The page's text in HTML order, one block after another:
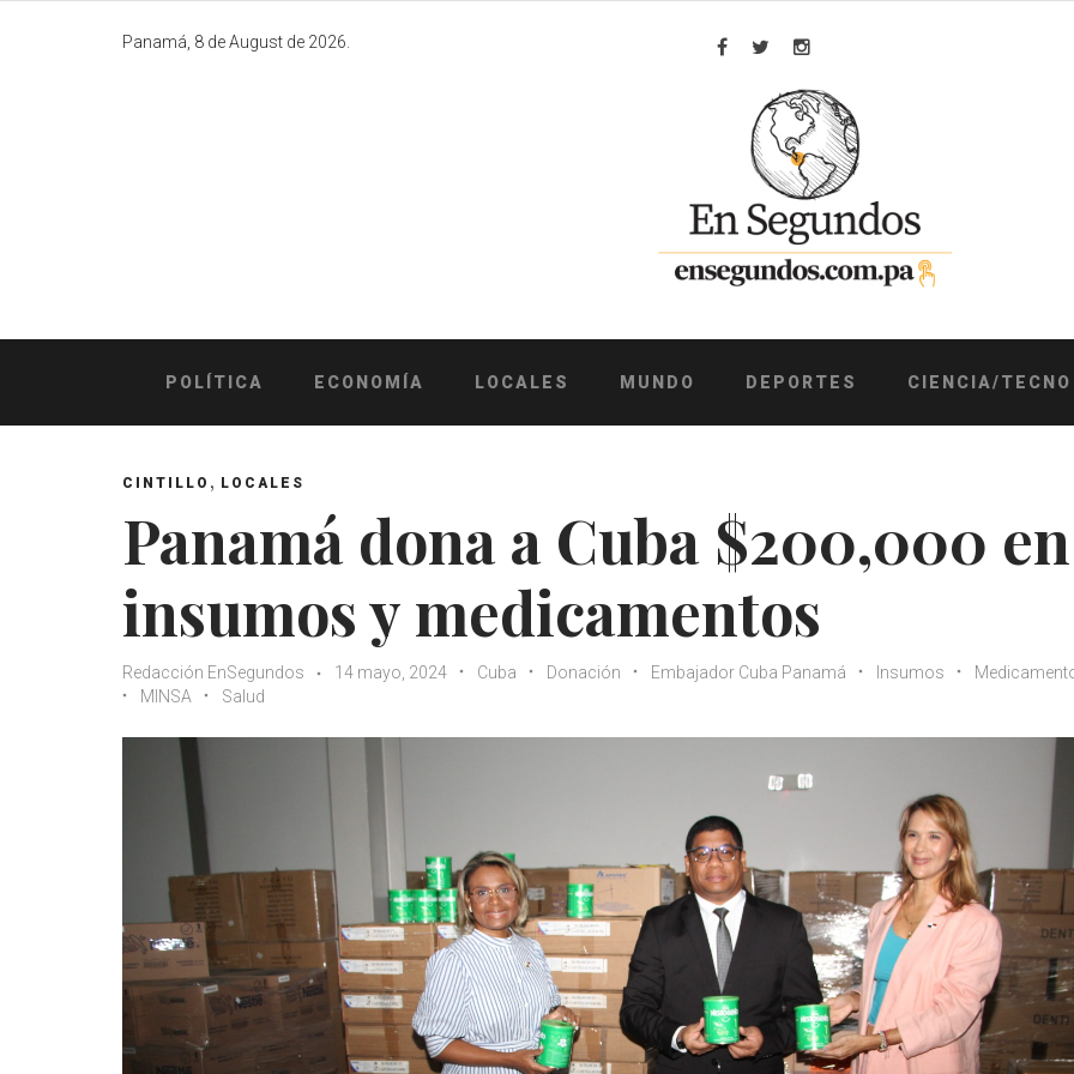
Panamá, 8 de August de 2026.
Facebook
TwitterInstagram
POLÍTICA ECONOMÍA LOCALES MUNDO DEPORTES CIENCIA/TECNO
CINTILLO , LOCALES
Panamá dona a Cuba $200,000 en
insumos y medicamentos
Redacción EnSegundos 14 mayo, 2024 Cuba Donación Embajador Cuba Panamá Insumos
MINSA
Salud